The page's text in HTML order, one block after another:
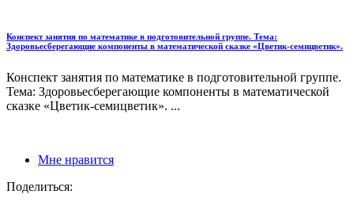
Конспект занятия по математике в подготовительной группе. Тема:
Здоровьесберегающие компоненты в математической сказке «Цветик-семицветик».
Конспект занятия по математике в подготовительной группе.
Тема: Здоровьесберегающие компоненты в математической
сказке «Цветик-семицветик». ...
Мне нравится
Поделиться: